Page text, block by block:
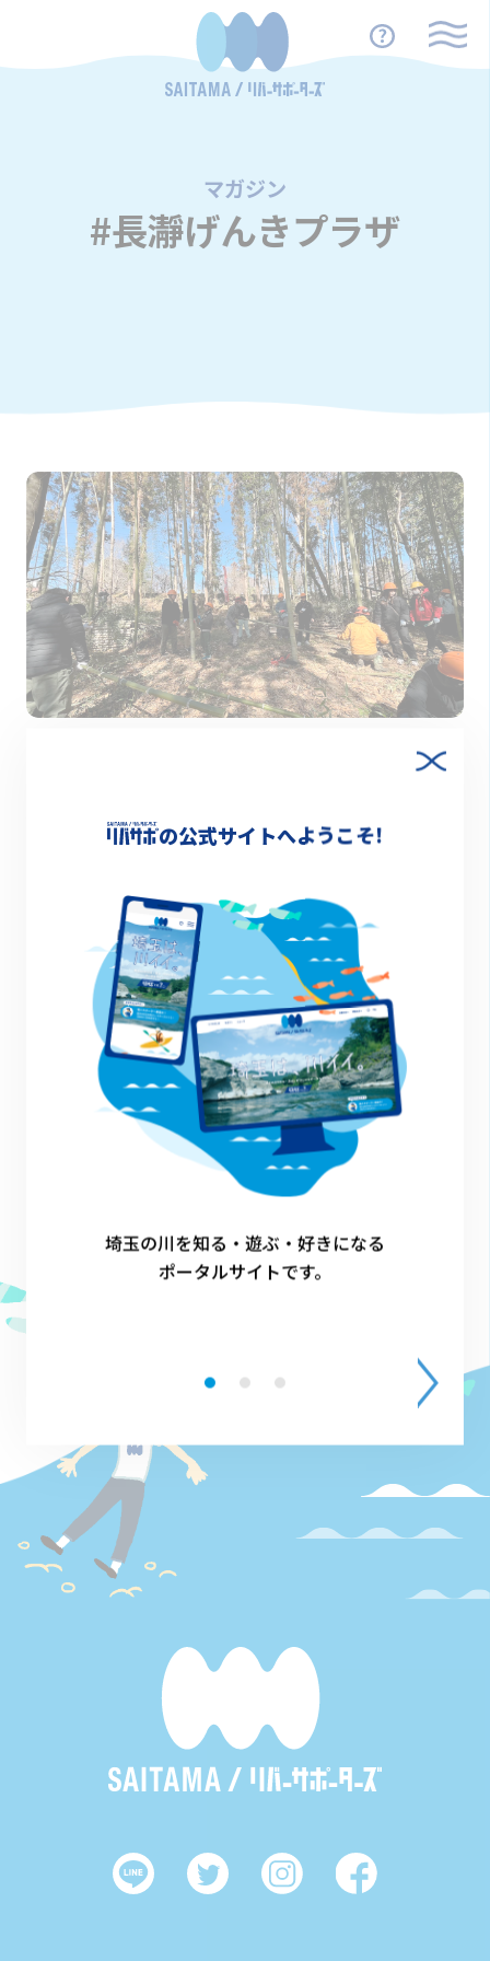
マガジン
/
#長瀞げんきプラザ
【イベントレポート】長瀞ボランティアツアー～竹
1
の公式サイトへようこそ!
埼玉の川を知る・遊ぶ・好きになる
ポータルサイトです。